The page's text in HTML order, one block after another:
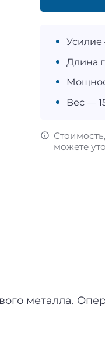
Усилие
Длина
Вес —
можете
металла.